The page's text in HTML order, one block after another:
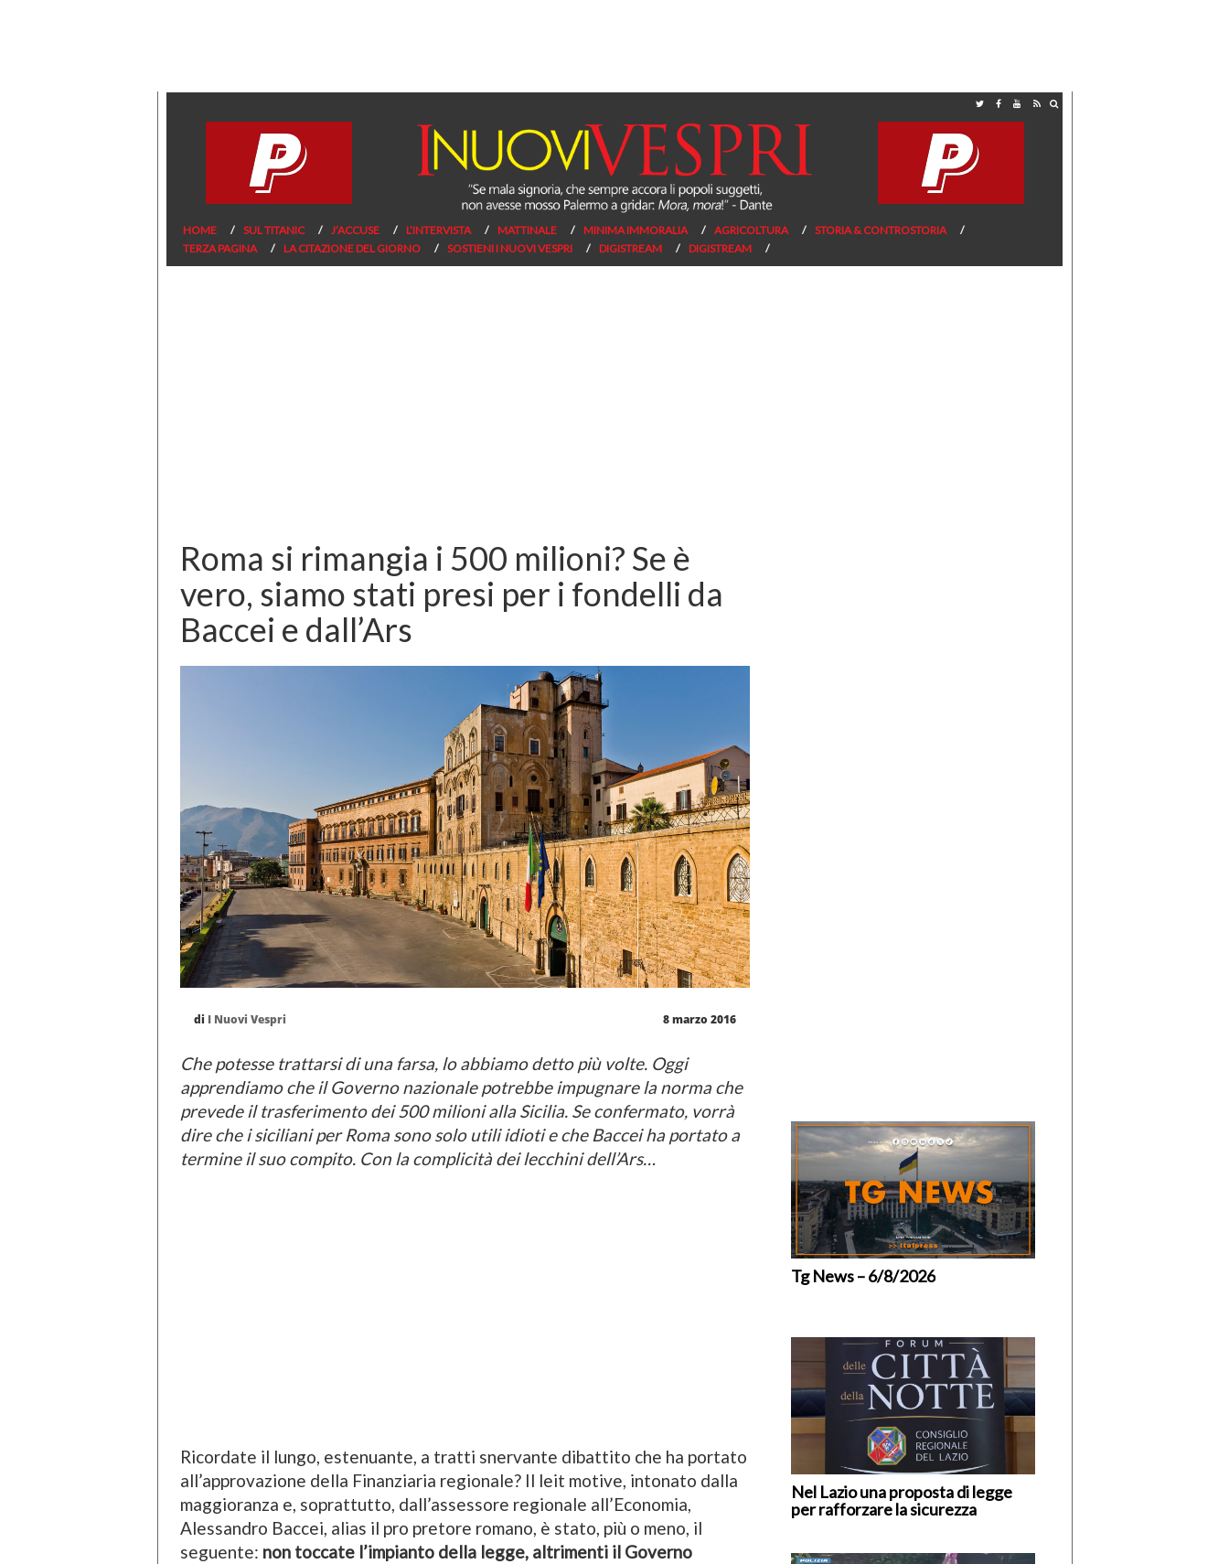
HOME SUL TITANIC J’ACCUSE L’INTERVISTA MATTINALE MINIMA IMMORALIA AGRICOLTURA
STORIA & CONTROSTORIA
TERZA PAGINA
LA CITAZIONE DEL GIORNO SOSTIENI I NUOVI VESPRI DIGISTREAM DIGISTREAM
Roma si rimangia i 500 milioni? Se è
vero, siamo stati presi per i fondelli da
Baccei e dall’Ars
di I Nuovi Vespri 8 marzo 2016
Che potesse trattarsi di una farsa, lo abbiamo detto più volte. Oggi
apprendiamo che il Governo nazionale potrebbe impugnare la norma che
prevede il trasferimento dei 500 milioni alla Sicilia. Se confermato, vorrà
dire che i siciliani per Roma sono solo utili idioti e che Baccei ha portato a
termine il suo compito. Con la complicità dei lecchini dell’Ars…
Ricordate il lungo, estenuante, a tratti snervante dibattito che ha portato
all’approvazione della Finanziaria regionale? Il leit motive, intonato dalla
maggioranza e, soprattutto, dall’assessore regionale all’Economia,
Alessandro Baccei, alias il pro pretore romano, è stato, più o meno, il
seguente: non toccate l’impianto della legge, altrimenti il Governo
Tg News – 6/8/2026
Nel Lazio una proposta di legge
per rafforzare la sicurezza